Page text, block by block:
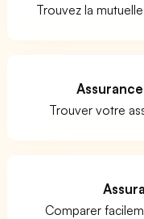
Trouvez la
Trouver votre
Comparer